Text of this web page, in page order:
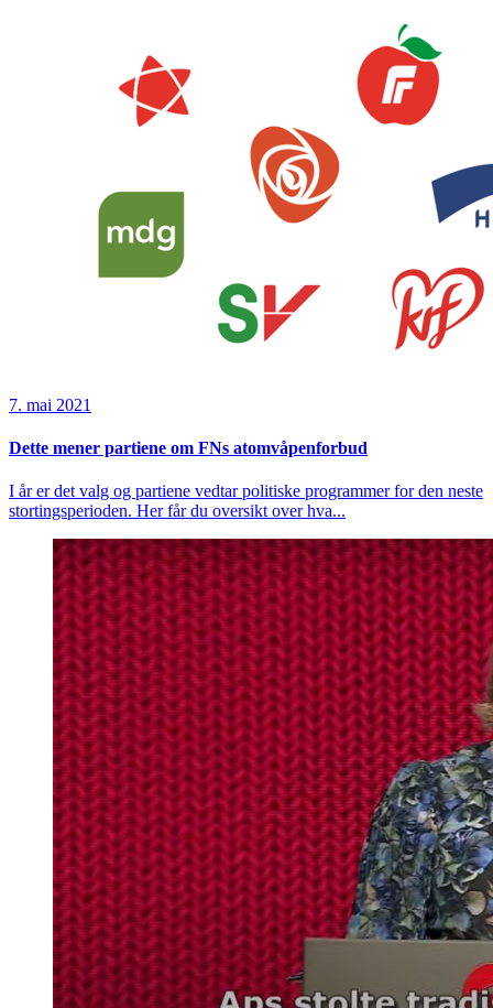
7. mai 2021
Dette mener partiene om FNs atomvåpenforbud
I år er det valg og partiene vedtar politiske programmer for den neste
stortingsperioden. Her får du oversikt over hva...